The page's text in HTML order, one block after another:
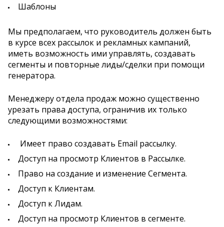
Шаблоны
Мы предполагаем, что руководитель должен быть
в курсе всех рассылок и рекламных кампаний,
иметь возможность ими управлять, создавать
сегменты и повторные лиды/сделки при помощи
генератора.
Менеджеру отдела продаж можно существенно
урезать права доступа, ограничив их только
следующими возможностями:
Имеет право создавать Email рассылку.
Доступ на просмотр Клиентов в Рассылке.
Право на создание и изменение Сегмента.
Доступ к Клиентам.
Доступ к Лидам.
Доступ на просмотр Клиентов в сегменте.